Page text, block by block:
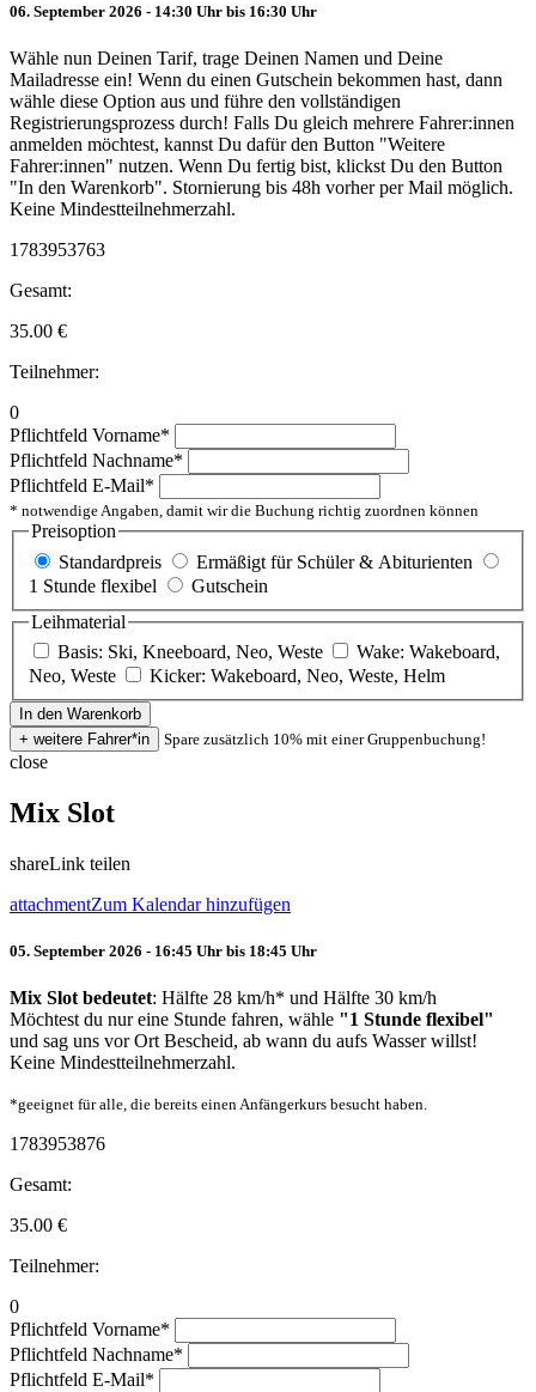
06. September 2026 - 14:30 Uhr bis 16:30 Uhr
Wähle nun Deinen Tarif, trage Deinen Namen und Deine
Mailadresse ein! Wenn du einen Gutschein bekommen hast, dann
wähle diese Option aus und führe den vollständigen
Registrierungsprozess durch! Falls Du gleich mehrere Fahrer:innen
anmelden möchtest, kannst Du dafür den Button "Weitere
Fahrer:innen" nutzen. Wenn Du fertig bist, klickst Du den Button
"In den Warenkorb". Stornierung bis 48h vorher per Mail möglich.
Keine Mindestteilnehmerzahl.
1783953763
Gesamt:
35.00 €
Teilnehmer:
0
Pflichtfeld Vorname*
Pflichtfeld Nachname*
Pflichtfeld E-Mail*
* notwendige Angaben, damit wir die Buchung richtig zuordnen können
Preisoption
Standardpreis
Ermäßigt für Schüler & Abiturienten
1 Stunde flexibel
Gutschein
Leihmaterial
Basis: Ski, Kneeboard, Neo, Weste
Wake: Wakeboard,
Neo, Weste
Kicker: Wakeboard, Neo, Weste, Helm
Spare zusätzlich 10% mit einer Gruppenbuchung!
close
Mix Slot
shareLink teilen
attachmentZum Kalendar hinzufügen
05. September 2026 - 16:45 Uhr bis 18:45 Uhr
Mix Slot bedeutet: Hälfte 28 km/h* und Hälfte 30 km/h
Möchtest du nur eine Stunde fahren, wähle "1 Stunde flexibel"
und sag uns vor Ort Bescheid, ab wann du aufs Wasser willst!
Keine Mindestteilnehmerzahl.
*geeignet für alle, die bereits einen Anfängerkurs besucht haben.
1783953876
Gesamt:
35.00 €
Teilnehmer:
0
Pflichtfeld Vorname*
Pflichtfeld Nachname*
Pflichtfeld E-Mail*